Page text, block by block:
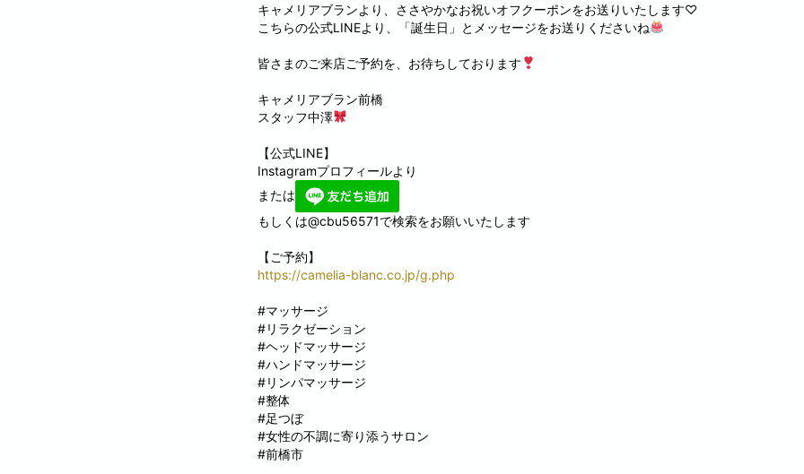
キャメリアブランより、ささやかなお祝いオフクーポンをお送りいたします♡
こちらの公式LINEより、「誕生日」とメッセージをお送りくださいね
皆さまのご来店ご予約を、お待ちしております
キャメリアブラン前橋
スタッフ中澤
【公式LINE】
Instagramプロフィールより
または
もしくは@cbu56571で検索をお願いいたします
【ご予約】
https://camelia-blanc.co.jp/g.php
#マッサージ
#リラクゼーション
#ヘッドマッサージ
#ハンドマッサージ
#リンパマッサージ
#整体
#足つぼ
#女性の不調に寄り添うサロン
#前橋市